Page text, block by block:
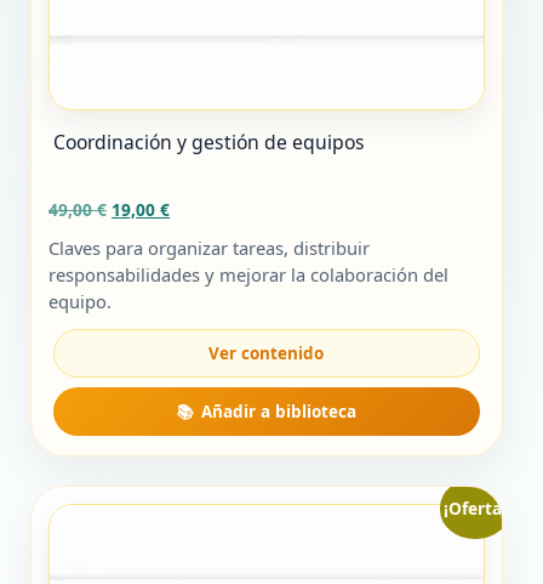
Coordinación y gestión de equipos
49,00€ El
original
era:
49,00 €.
19,00 €El
actual
es:
Claves para organizar tareas, distribuir
responsabilidades y mejorar la colaboración del
equipo.
¡Oferta!